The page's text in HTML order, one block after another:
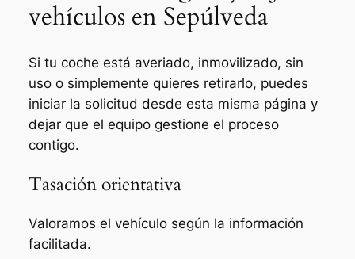
vehículos en Sepúlveda
Si tu coche está averiado, inmovilizado, sin
uso o simplemente quieres retirarlo, puedes
iniciar la solicitud desde esta misma página y
dejar que el equipo gestione el proceso
contigo.
Tasación orientativa
Valoramos el vehículo según la información
facilitada.